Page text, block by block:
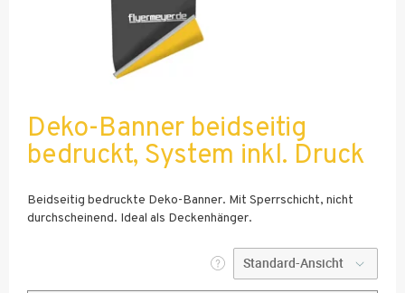
Deko-Banner beidseitig
bedruckt, System inkl. Druck
Beidseitig bedruckte Deko-Banner. Mit Sperrschicht, nicht
durchscheinend. Ideal als Deckenhänger.